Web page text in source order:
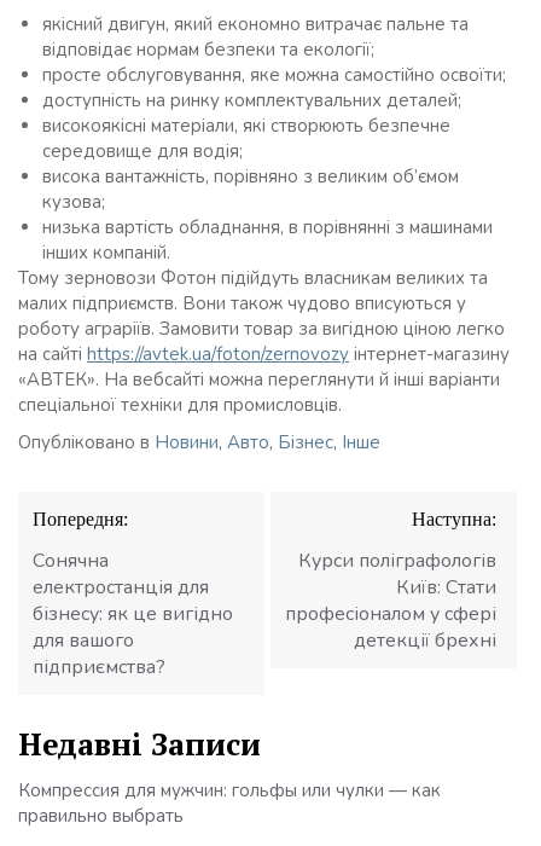
якісний двигун, який економно витрачає пальне та
відповідає нормам безпеки та екології;
просте обслуговування, яке можна самостійно освоїти;
доступність на ринку комплектувальних деталей;
високоякісні матеріали, які створюють безпечне
середовище для водія;
висока вантажність, порівняно з великим об’ємом
кузова;
низька вартість обладнання, в порівнянні з машинами
інших компаній.
Тому зерновози Фотон підійдуть власникам великих та
малих підприємств. Вони також чудово вписуються у
роботу аграріїв. Замовити товар за вигідною ціною легко
на сайті https://avtek.ua/foton/zernovozy інтернет-магазину
«АВТЕК». На вебсайті можна переглянути й інші варіанти
спеціальної техніки для промисловців.
Опубліковано в Новини, Авто, Бізнес, Інше
Навігація
записів
Попередня:
Сонячна
електростанція для
бізнесу: як це вигідно
для вашого
підприємства?
Наступна:
Курси поліграфологів
Київ: Стати
професіоналом у сфері
детекції брехні
Недавні Записи
Компрессия для мужчин: гольфы или чулки — как
правильно выбрать